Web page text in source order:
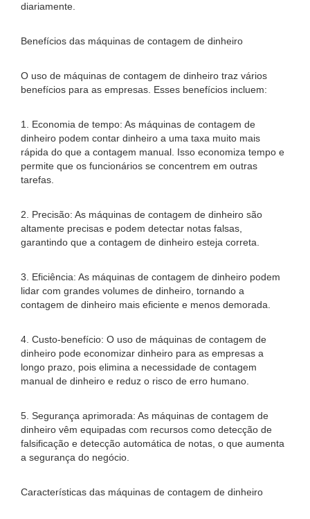
diariamente.
Benefícios das máquinas de contagem de dinheiro
O uso de máquinas de contagem de dinheiro traz vários
benefícios para as empresas. Esses benefícios incluem:
1. Economia de tempo: As máquinas de contagem de
dinheiro podem contar dinheiro a uma taxa muito mais
rápida do que a contagem manual. Isso economiza tempo e
permite que os funcionários se concentrem em outras
tarefas.
2. Precisão: As máquinas de contagem de dinheiro são
altamente precisas e podem detectar notas falsas,
garantindo que a contagem de dinheiro esteja correta.
3. Eficiência: As máquinas de contagem de dinheiro podem
lidar com grandes volumes de dinheiro, tornando a
contagem de dinheiro mais eficiente e menos demorada.
4. Custo-benefício: O uso de máquinas de contagem de
dinheiro pode economizar dinheiro para as empresas a
longo prazo, pois elimina a necessidade de contagem
manual de dinheiro e reduz o risco de erro humano.
5. Segurança aprimorada: As máquinas de contagem de
dinheiro vêm equipadas com recursos como detecção de
falsificação e detecção automática de notas, o que aumenta
a segurança do negócio.
Características das máquinas de contagem de dinheiro